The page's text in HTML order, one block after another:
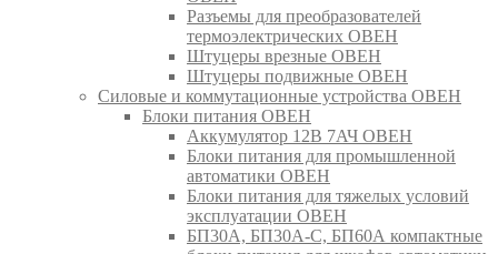
Разъемы для преобразователей
термоэлектрических ОВЕН
Штуцеры врезные ОВЕН
Штуцеры подвижные ОВЕН
Силовые и коммутационные устройства ОВЕН
Блоки питания ОВЕН
Аккумулятор 12В 7АЧ ОВЕН
Блоки питания для промышленной
автоматики ОВЕН
Блоки питания для тяжелых условий
эксплуатации ОВЕН
БП30А, БП30А-С, БП60А компактные